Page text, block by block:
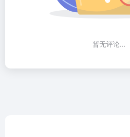
暂无评论...